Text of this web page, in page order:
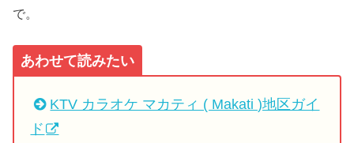
で。
あわせて読みたい
KTV カラオケ マカティ ( Makati )地区ガイ
ド